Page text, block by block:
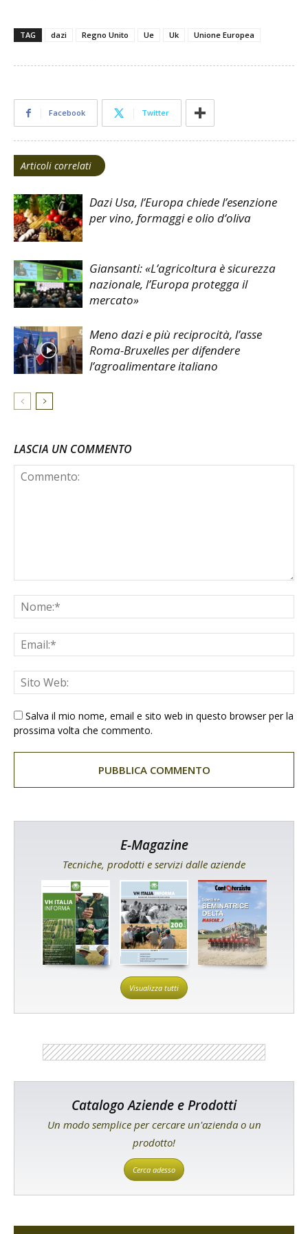
TAG dazi Regno Unito Ue Uk Unione Europea
Facebook Twitter
Articoli correlati
Dazi Usa, l’Europa chiede l’esenzione
per vino, formaggi e olio d’oliva
Giansanti: «L’agricoltura è sicurezza
nazionale, l’Europa protegga il
mercato»
Meno dazi e più reciprocità, l’asse
Roma-Bruxelles per difendere
l’agroalimentare italiano
LASCIA UN COMMENTO
Salva il mio nome, email e sito web in questo browser per la
prossima volta che commento.
E-Magazine
Tecniche, prodotti e servizi dalle aziende
Visualizza tutti
Catalogo Aziende e Prodotti
Un modo semplice per cercare un'azienda o un
prodotto!
Cerca adesso